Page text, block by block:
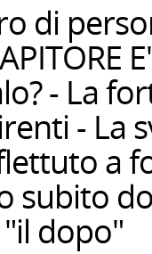
di
- La
- La
a
subito
dopo"